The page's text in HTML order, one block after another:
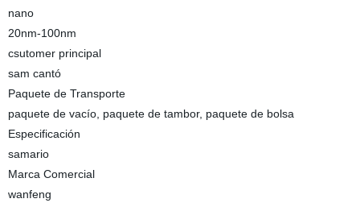
nano
20nm-100nm
csutomer principal
sam cantó
Paquete de Transporte
paquete de vacío, paquete de tambor, paquete de bolsa
Especificación
samario
Marca Comercial
wanfeng